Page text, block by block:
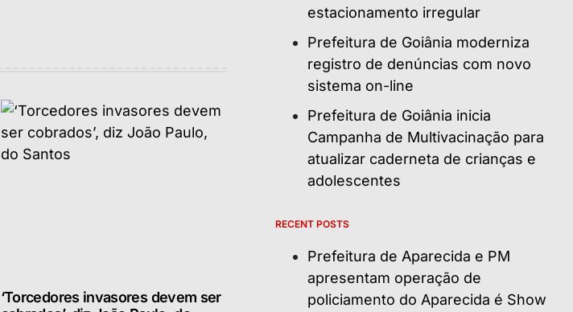
‘Torcedores invasores devem ser
estacionamento irregular
Prefeitura de Goiânia moderniza
registro de denúncias com novo
sistema on-line
Prefeitura de Goiânia inicia
Campanha de Multivacinação para
atualizar caderneta de crianças e
adolescentes
RECENT POSTS
Prefeitura de Aparecida e PM
apresentam operação de
policiamento do Aparecida é Show